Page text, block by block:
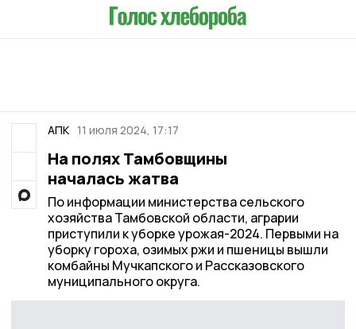
АПК 11 июля 2024, 17:17
На полях Тамбовщины
началась жатва
По информации министерства сельского
хозяйства Тамбовской области, аграрии
приступили к уборке урожая-2024. Первыми на
уборку гороха, озимых ржи и пшеницы вышли
комбайны Мучкапского и Рассказовского
муниципального округа.